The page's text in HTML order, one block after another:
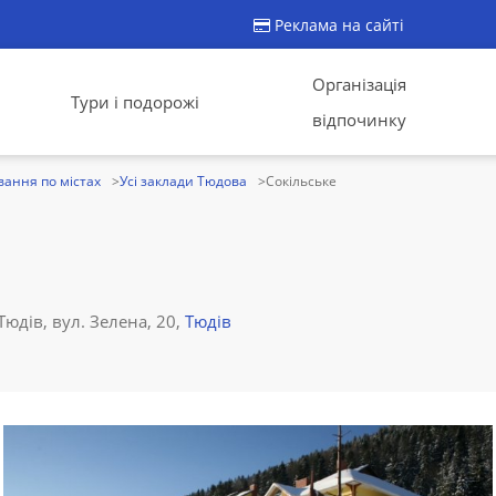
Реклама на сайті
Тури і подорожі
Організація
відпочинку
по містах Усі заклади Тюдова Сокільське
вул. Зелена, 20, Тюдів